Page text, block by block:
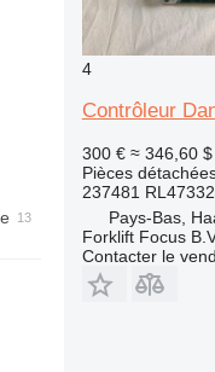
4
Contrôleur
300 € ≈ 346,60 $
Pièces
237481
Pays-Bas,
Forklift Focus
Contacter le